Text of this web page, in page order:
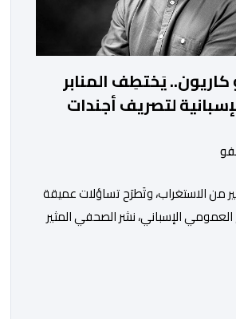
يَختطِف المنابر
لتصريف أجندات
من الاستغراب، وتَطرَح تساؤلات عميقة
الإسباني، نشر الصحفي المثير